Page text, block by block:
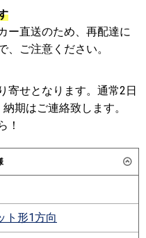
ー直送のため、再配達に
、ご注意ください。
寄せとなります。通常2日
期はご連絡致します。
！
ト形1方向